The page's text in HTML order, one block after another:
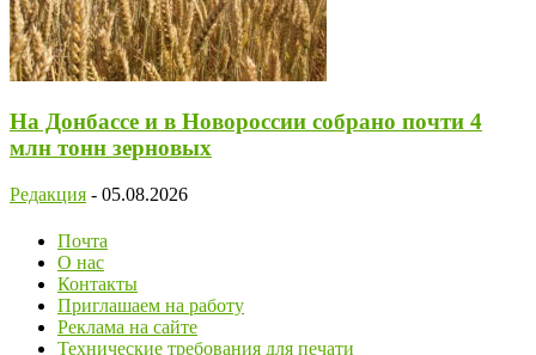
На Донбассе и в Новороссии собрано почти 4
млн тонн зерновых
Редакция - 05.08.2026
Почта
О нас
Контакты
Приглашаем на работу
Реклама на сайте
Технические требования для печати